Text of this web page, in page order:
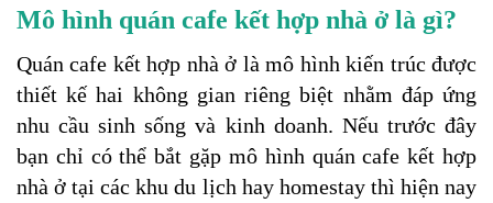
Mô hình quán cafe kết hợp nhà ở là gì?
Quán cafe kết hợp nhà ở là mô hình kiến trúc được
thiết kế hai không gian riêng biệt nhằm đáp ứng
nhu cầu sinh sống và kinh doanh. Nếu trước đây
bạn chỉ có thể bắt gặp mô hình quán cafe kết hợp
nhà ở tại các khu du lịch hay homestay thì hiện nay